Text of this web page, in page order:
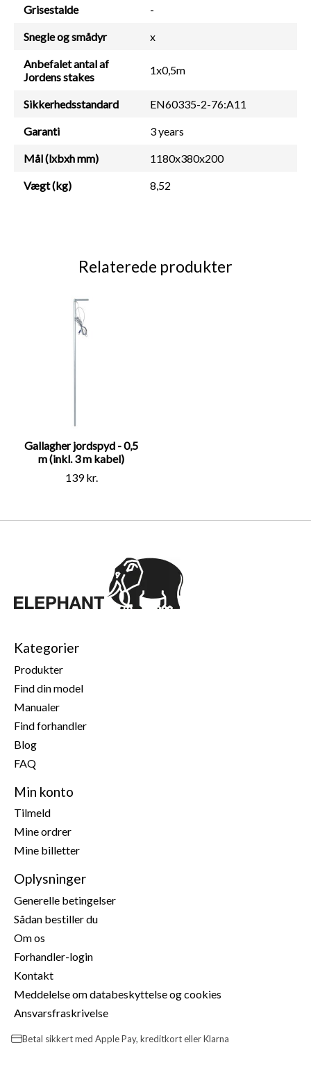
Grisestalde -
Snegle og smådyr x
Anbefalet antal af
Jordens stakes
1x0,5m
Sikkerhedsstandard EN60335-2-76:A11
Garanti 3 years
Mål (lxbxh mm) 1180x380x200
Vægt (kg) 8,52
Relaterede produkter
Product carousel items
Gallagher jordspyd - 0,5
m (inkl. 3 m kabel)
139 kr.
Kategorier
Produkter
Find din model
Manualer
Find forhandler
Blog
FAQ
Min konto
Tilmeld
Mine ordrer
Mine billetter
Oplysninger
Generelle betingelser
Sådan bestiller du
Om os
Forhandler-login
Kontakt
Meddelelse om databeskyttelse og cookies
Ansvarsfraskrivelse
Betal sikkert med Apple Pay, kreditkort eller Klarna